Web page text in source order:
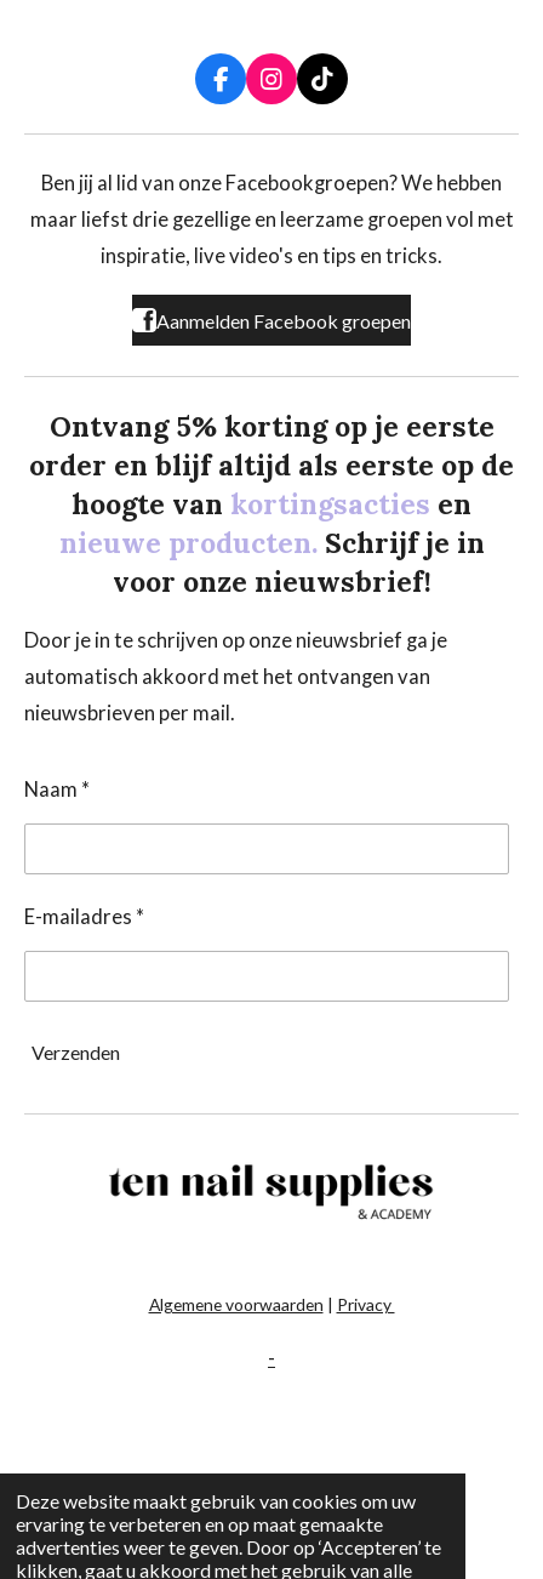
Deze website maakt gebruik van cookies om uw
ervaring te verbeteren en op maat gemaakte
advertenties weer te geven. Door op ‘Accepteren’ te
klikken, gaat u akkoord met het gebruik van alle
F
a
c
b
o
k
I
n
s
a
r
a
T
i
k
o
Ben jij al lid van onze Facebookgroepen? We hebben
maar liefst drie gezellige en leerzame groepen vol met
inspiratie, live video's en tips en tricks.
Aanmelden Facebook groepen
Ontvang 5% korting op je eerste
order en blijf altijd als eerste op de
hoogte van kortingsacties en
nieuwe producten. Schrijf je in
voor onze nieuwsbrief!
Door je in te schrijven op onze nieuwsbrief ga je
automatisch akkoord met het ontvangen van
nieuwsbrieven per mail.
Naam *
E-mailadres *
Verzenden
Algemene voorwaarden | Privacy
-